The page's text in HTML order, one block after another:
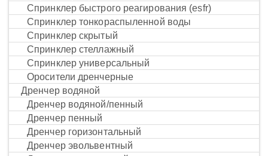
спринклер быстрого реагирования (esfr)
спринклер тонкораспыленной воды
спринклер скрытый
спринклер стеллажный
спринклер универсальный
оросители дренчерные
дренчер водяной
дренчер водяной/пенный
дренчер пенный
дренчер горизонтальный
дренчер эвольвентный